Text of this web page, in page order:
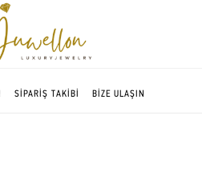
SİPARİŞ TAKİBİ BİZE ULAŞIN